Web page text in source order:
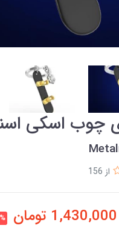
چوب اسکی
از 156
1,430,000 تومان